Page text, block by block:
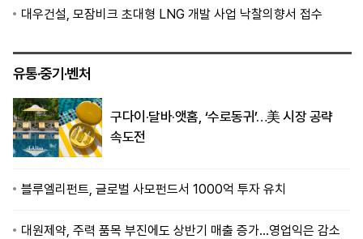
대우건설, 모잠비크 초대형 LNG 개발 사업 낙찰의향서 접수
유통·중기·벤처
구다이·달바·앳홈, ‘수로동귀’…美 시장 공략
속도전
블루엘리펀트, 글로벌 사모펀드서 1000억 투자 유치
대원제약, 주력 품목 부진에도 상반기 매출 증가…영업익은 감소